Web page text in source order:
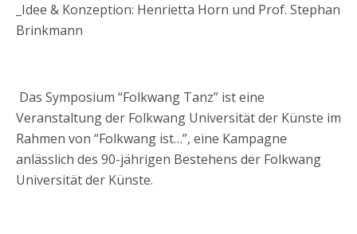
_Idee & Konzeption: Henrietta Horn und Prof. Stephan
Brinkmann
Das Symposium “Folkwang Tanz” ist eine
Veranstaltung der Folkwang Universität der Künste im
Rahmen von “Folkwang ist…”, eine Kampagne
anlässlich des 90-jährigen Bestehens der Folkwang
Universität der Künste.